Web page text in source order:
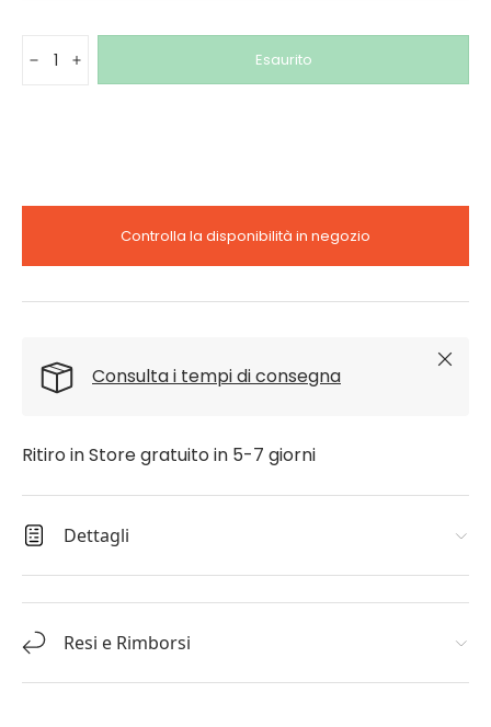
-
+ Esaurito
Controlla la disponibilità in negozio
Consulta i tempi di consegna
Chiudi
Ritiro in Store gratuito in 5-7 giorni
Dettagli
Resi e Rimborsi